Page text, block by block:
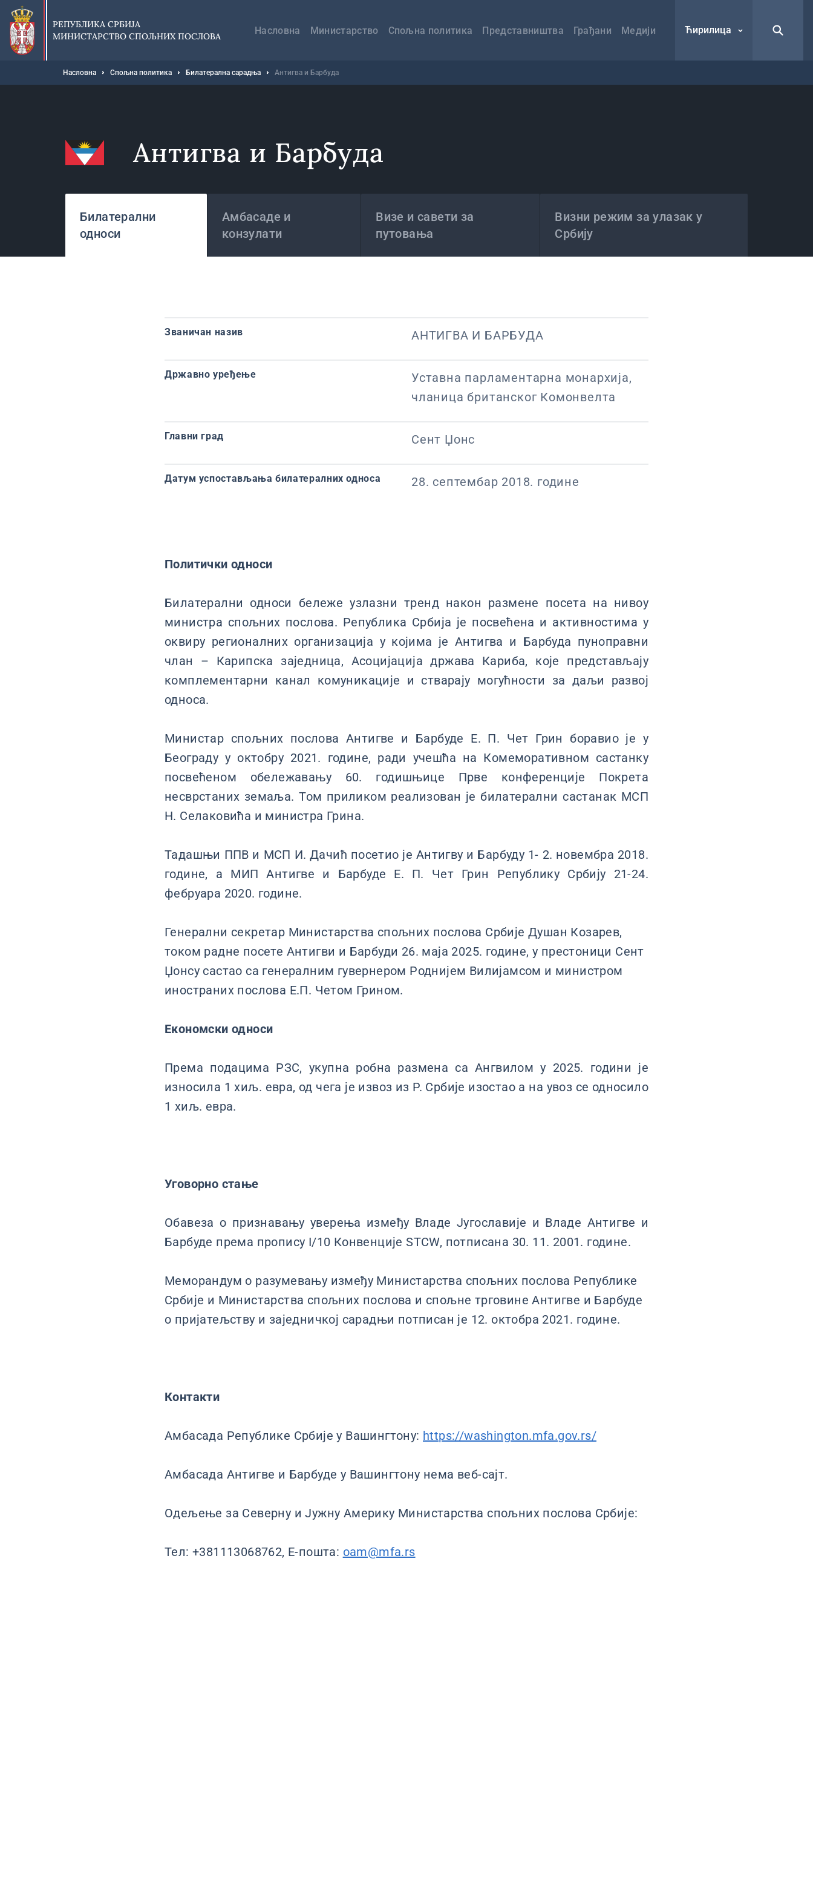
Прескочи
главни
део
садржаја
РЕПУБЛИКА СРБИЈА
МИНИСТАРСТВО СПОЉНИХ ПОСЛОВА
навигација
Насловна Министарство Спољна политика Представништва Грађани Медији Ћирилица
Мрвице
Насловна Спољна политика Билатерална сарадња Антигва и Барбуда
Антигва и Барбуда
Билатерални
односи
Амбасаде и
конзулати
Визе и савети за
путовања
Визни режим за улазак у
Србију
Званичан назив АНТИГВА И БАРБУДА
Државно уређење
Уставна парламентарна монархија,
чланица британског Комонвелта
Главни град Сент Џонс
Датум успостављања билатералних односа 28. септембар 2018. године
Политички односи
Билатерални односи бележе узлазни тренд након размене посета на нивоу
министра спољних послова. Република Србија је посвећена и активностима у
оквиру регионалних организација у којима је Антигва и Барбуда пуноправни
члан – Карипска заједница, Асоцијација држава Кариба, које представљају
комплементарни канал комуникације и стварају могућности за даљи развој
односа.
Министар спољних послова Антигве и Барбуде Е. П. Чет Грин боравио је у
Београду у октобру 2021. године, ради учешћа на Комеморативном састанку
посвећеном обележавању 60. годишњице Прве конференције Покрета
несврстаних земаља. Том приликом реализован је билатерални састанак МСП
Н. Селаковића и министра Грина.
Тадашњи ППВ и МСП И. Дачић посетио је Антигву и Барбуду 1- 2. новембра 2018.
године, а МИП Антигве и Барбуде Е. П. Чет Грин Републику Србију 21-24.
фебруара 2020. године.
Генерални секретар Министарства спољних послова Србије Душан Козарев,
током радне посете Антигви и Барбуди 26. маја 2025. године, у престоници Сент
Џонсу састао са генералним гувернером Роднијем Вилијамсом и министром
иностраних послова Е.П. Четом Грином.
Економски односи
Према подацима РЗС, укупна робна размена са Ангвилом у 2025. години је
износила 1 хиљ. евра, од чега је извоз из Р. Србије изостао а на увоз се односило
1 хиљ. евра.
Уговорно стање
Обавеза о признавању уверења између Владе Југославије и Владе Антигве и
Барбуде према пропису I/10 Конвенције STCW, потписана 30. 11. 2001. године.
Меморандум о разумевању између Министарства спољних послова Републике
Србије и Министарства спољних послова и спољне трговине Антигве и Барбуде
о пријатељству и заједничкој сарадњи потписан је 12. октобра 2021. године.
Контакти
Амбасада Републике Србије у Вашингтону: https://washington.mfa.gov.rs/
Амбасадa Антигве и Барбуде у Вашингтону нема веб-сајт.
Одељење за Северну и Јужну Америку Министарства спољних послова Србије:
Тел: +381113068762, Е-пошта: oam@mfa.rs